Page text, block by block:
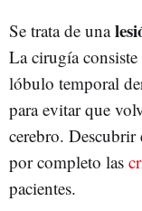
Se trata de una
La cirugía
lóbulo temporal
para evitar que
cerebro.
por completo las
pacientes.